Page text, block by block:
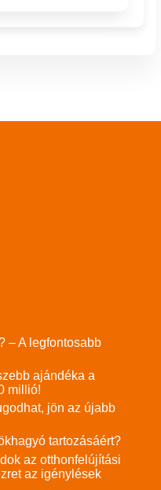
– A legfontosabb
ajándéka a
millió!
jön az újabb
tartozásáért?
az otthonfelújítási
az igénylések